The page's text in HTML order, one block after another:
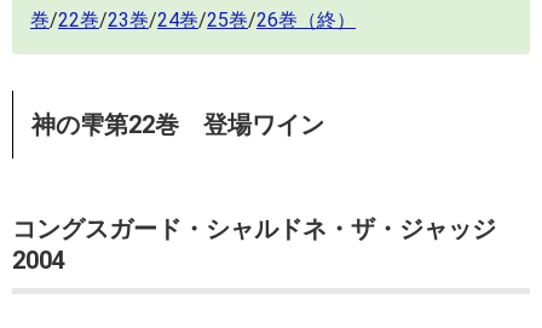
巻/22巻/23巻/24巻/25巻/26巻（終）
神の雫第22巻 登場ワイン
コングスガード・シャルドネ・ザ・ジャッジ
2004